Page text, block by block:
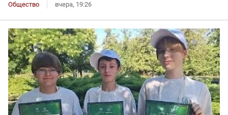
Общество вчера, 19:26